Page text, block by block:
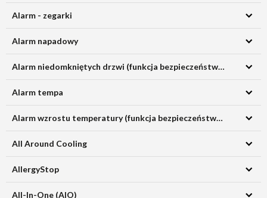
Alarm - zegarki
Alarm napadowy
Alarm niedomkniętych drzwi (funkcja bezpieczeństwa użytkowania lodówki)
Alarm tempa
Alarm wzrostu temperatury (funkcja bezpieczeństwa użytkowania lodówki)
All Around Cooling
AllergyStop
All-In-One (AIO)